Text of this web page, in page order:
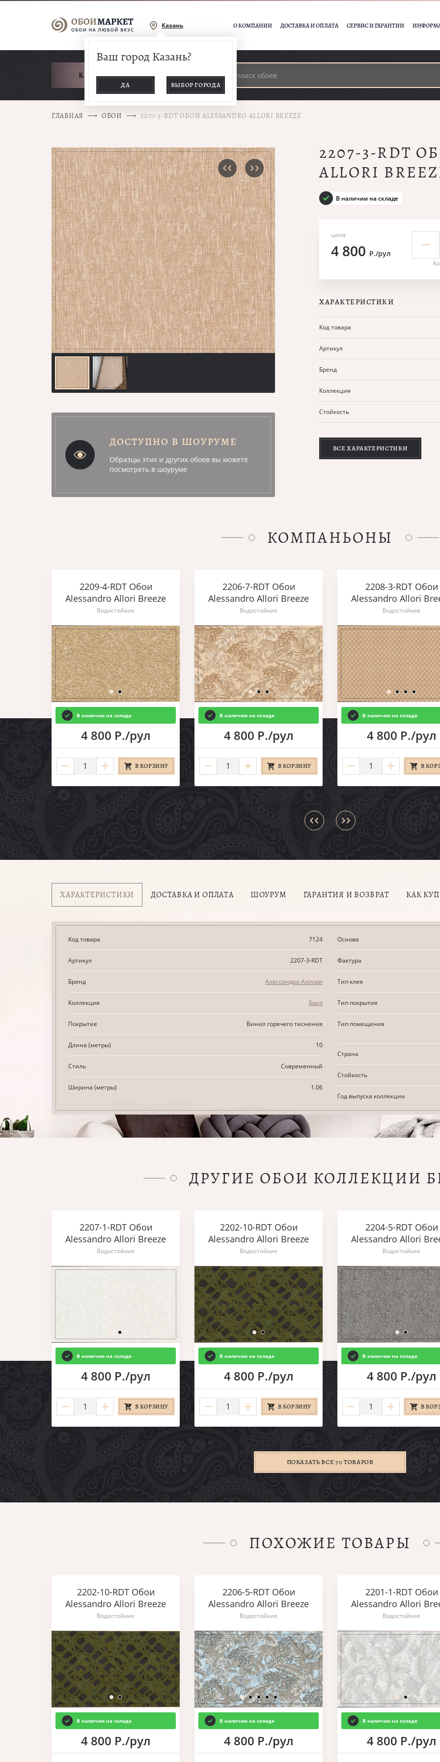
Казань О КОМПАНИИ ДОСТАВКА И ОПЛАТА СЕРВИС И ГАРАНТИИ
Ваш город Казань?
ДА ВЫБОР ГОРОДА
КАТАЛОГ ТОВАРОВ
ГЛАВНАЯ ОБОИ 2207-3-RDT ОБОИ ALESSANDRO ALLORI BREEZE
ДОСТУПНО В ШОУРУМЕ
Образцы этих и других обоев вы можете
посмотреть в шоуруме
2207-3-RDT
ALLORI
В наличии на складе
цена
4 800 Р./рул
ХАРАКТЕРИСТИКИ
Код товара
Артикул
Бренд
Коллекция
Стойкость
ВСЕ ХАРАКТЕРИСТИКИ
КОМПАНЬОНЫ
2209-4-RDT Обои
Alessandro Allori Breeze
Водостойкие
В наличии на складе
4 800 Р./рул
В КОРЗИНУ
2206-7-RDT Обои
Alessandro Allori Breeze
Водостойкие
В наличии на складе
4 800 Р./рул
В КОРЗИНУ
2208-3-RDT Обои
Alessandro Allori
Водостойкие
В наличии на складе
4 800 Р./рул
В
ХАРАКТЕРИСТИКИ ДОСТАВКА И ОПЛАТА ШОУРУМ ГАРАНТИЯ И ВОЗВРАТ КАК
Код товара 7124
Артикул 2207-3-RDT
Бренд Алессандро Аллори
Коллекция Бриз
Покрытие Винил горячего тиснения
Длина (метры) 10
Стиль Современный
Ширина (метры) 1.06
Основа
Фактура
Тип клея
Тип покрытия
Тип помещения
Страна
Стойкость
Год выпуска коллекции
ДРУГИЕ ОБОИ КОЛЛЕКЦИИ
2207-1-RDT Обои
Alessandro Allori Breeze
Водостойкие
В наличии на складе
4 800 Р./рул
В КОРЗИНУ
2202-10-RDT Обои
Alessandro Allori Breeze
Водостойкие
В наличии на складе
4 800 Р./рул
В КОРЗИНУ
2204-5-RDT Обои
Alessandro Allori
Водостойкие
В наличии на складе
4 800 Р./рул
В
ПОКАЗАТЬ ВСЕ 70 ТОВАРОВ
ПОХОЖИЕ ТОВАРЫ
2202-10-RDT Обои
Alessandro Allori Breeze
Водостойкие
В наличии на складе
4 800 Р./рул
2206-5-RDT Обои
Alessandro Allori Breeze
Водостойкие
В наличии на складе
4 800 Р./рул
2201-1-RDT Обои
Alessandro Allori
Водостойкие
В наличии на складе
4 800 Р./рул